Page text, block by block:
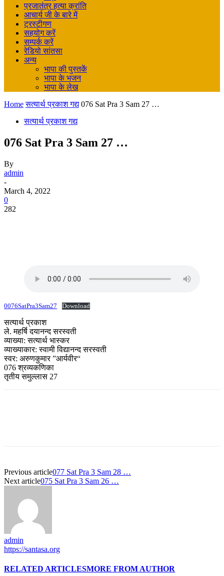
प्रजातंत्र हत्या क्रांति
आचार्य जी के बारे में
ट्रस्टीगण
सहयोग करें
सम्पर्क करें
रेडियो सांतसा
अन्य
भापा की पुस्तकें
भापा के भजन
भापा के लेख
Home सत्यार्थ प्रकाश गद्य 076 Sat Pra 3 Sam 27 …
सत्यार्थ प्रकाश गद्य
076 Sat Pra 3 Sam 27 …
By
admin
-
March 4, 2022
0
282
0076SatPra3Sam27 Download
सत्यार्थ प्रकाश
ले. महर्षि दयानन्द सरस्वती
व्याख्या: सत्यार्थ भास्कर
व्याख्याकार: स्वामी विद्यानन्द सरस्वती
स्वर: अरुणकुमार ”आर्यवीर“
076 श्रव्यकणिका
तृतीय समुल्लास 27
Previous article077 Sat Pra 3 Sam 28 …
Next article075 Sat Pra 3 Sam 26 …
admin
https://santasa.org
RELATED ARTICLESMORE FROM AUTHOR